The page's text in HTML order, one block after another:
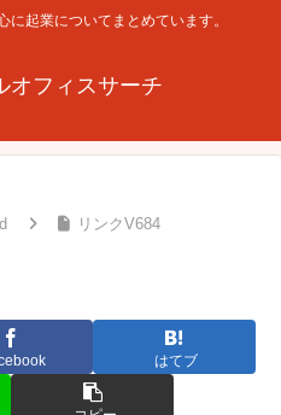
起業についてまとめています。
オフィスサーチ
リンクV684
はてブ